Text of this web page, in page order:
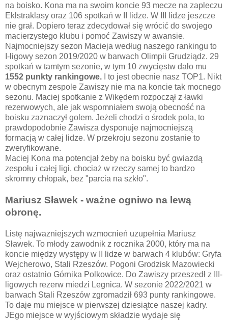
na boisko. Kona ma na swoim koncie 93 mecze na zapleczu
Eklstraklasy oraz 106 spotkań w II lidze. W III lidze jeszcze
nie grał. Dopiero teraz zdecydował się wrócić do swojego
macierzystego klubu i pomoć Zawiszy w awansie.
Najmocniejszy sezon Macieja według naszego rankingu to
I-ligowy sezon 2019/2020 w barwach Olimpii Grudziądz. 29
spotkań w tamtym sezonie, w tym 10 zwycięstw dało mu
1552 punkty rankingowe. I to jest obecnie nasz TOP1. Nikt
w obecnym zespole Zawiszy nie ma na koncie tak mocnego
sezonu. Maciej spotkanie z Wikędem rozpoczął z ławki
rezerwowych, ale jak wspomniałem swoją obecność na
boisku zaznaczył golem. Jeżeli chodzi o środek pola, to
prawdopodobnie Zawisza dysponuje najmocniejszą
formacją w całej lidze. W przekroju sezonu zostanie to
zweryfikowane.
Maciej Kona ma potencjał żeby na boisku być gwiazdą
zespołu i całej ligi, chociaż w rzeczy samej to bardzo
skromny chłopak, bez "parcia na szkło".
Mariusz Sławek - ważne ogniwo na lewą
obronę.
Listę najwazniejszych wzmocnień uzupełnia Mariusz
Sławek. To młody zawodnik z rocznika 2000, który ma na
koncie między występy w II lidze w barwach 4 klubów: Gryfa
Wejcherowo, Stali Rzeszów. Pogoni Grodzisk Mazowiecki
oraz ostatnio Górnika Polkowice. Do Zawiszy przeszedł z III-
ligowych rezerw miedzi Legnica. W sezonie 2022/2021 w
barwach Stali Rzeszów zgromadził 693 punty rankingowe.
To daje mu miejsce w pierwszej dziesiątce naszej kadry.
JEgo miejsce w wyjściowym składzie wydaje się